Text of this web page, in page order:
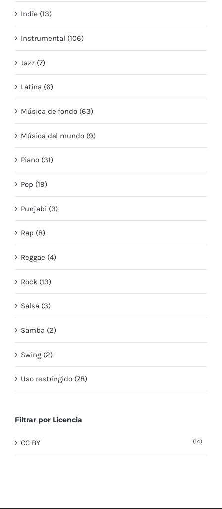
Indie (13)
Instrumental (106)
Jazz (7)
Latina (6)
Música de fondo (63)
Música del mundo (9)
Piano (31)
Pop (19)
Punjabi (3)
Rap (8)
Reggae (4)
Rock (13)
Salsa (3)
Samba (2)
Swing (2)
Uso restringido (78)
Filtrar por Licencia
CC BY (14)